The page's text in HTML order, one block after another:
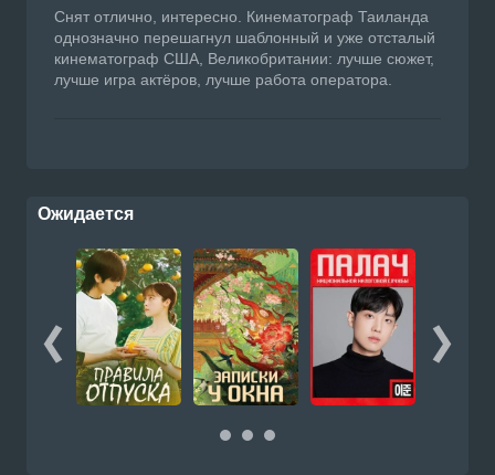
Снят отлично, интересно. Кинематограф Таиланда
однозначно перешагнул шаблонный и уже отсталый
кинематограф США, Великобритании: лучше сюжет,
лучше игра актёров, лучше работа оператора.
Ожидается